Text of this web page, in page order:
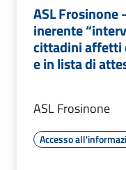
ASL Frosinone
inerente
cittadini affetti
e in lista di
ASL Frosinone
Accesso